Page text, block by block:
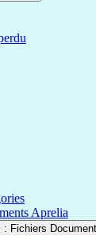
Aprelia
: Fichiers